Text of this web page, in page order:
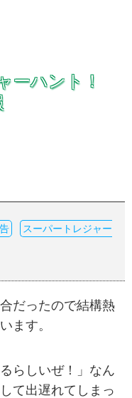
ーハント！
スーパートレジャー
だったので結構熱
ます。
らしいぜ！」なん
て出遅れてしまっ